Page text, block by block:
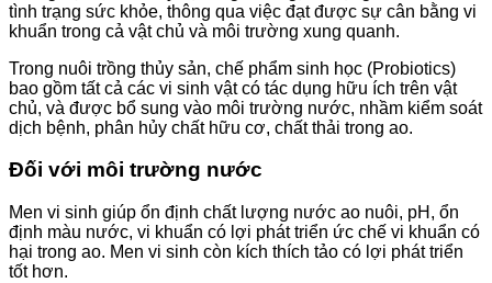
tình trạng sức khỏe, thông qua việc đạt được sự cân bằng vi
khuẩn trong cả vật chủ và môi trường xung quanh.
Trong nuôi trồng thủy sản, chế phẩm sinh học (Probiotics)
bao gồm tất cả các vi sinh vật có tác dụng hữu ích trên vật
chủ, và được bổ sung vào môi trường nước, nhầm kiểm soát
dịch bệnh, phân hủy chất hữu cơ, chất thải trong ao.
Đối với môi trường nước
Men vi sinh giúp ổn định chất lượng nước ao nuôi, pH, ổn
định màu nước, vi khuẩn có lợi phát triển ức chế vi khuẩn có
hại trong ao. Men vi sinh còn kích thích tảo có lợi phát triển
tốt hơn.